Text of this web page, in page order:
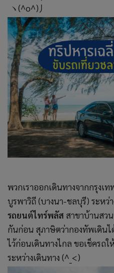
ヽ(^o^)丿
พวกเราออกเดินทางจากกรุงเ
บูรพาวิถี (บางนา-ชลบุรี) ระหว่
รถยนต์ไทร์พลัส สาขาบ้านสว
กันก่อน สุภาษิตว่ากองทัพเดินไ
ไว้ก่อนเดินทางไกล ขอเช็ครถ
ระหว่างเดินทาง (^_<)